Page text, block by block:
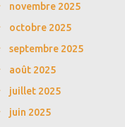
novembre 2025
octobre 2025
septembre 2025
août 2025
juillet 2025
juin 2025